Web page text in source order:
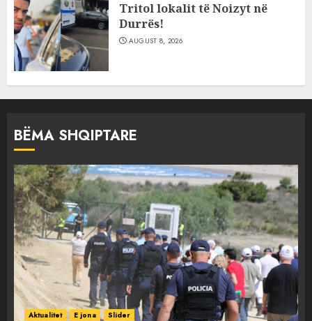
Tritol lokalit të Noizyt në
Durrës!
AUGUST 8, 2026
BËMA SHQIPTARE
Aktualitet E jona Slider